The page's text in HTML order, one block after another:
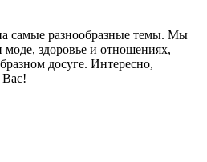
самые разнообразные темы. Мы
здоровье и отношениях,
досуге. Интересно,
Вас!